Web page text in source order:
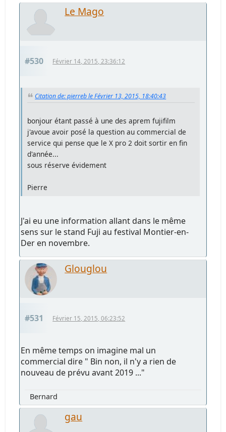
Le Mago
#530 Février 14, 2015, 23:36:12
Citation de: pierreb le Février 13, 2015, 18:40:43
bonjour étant passé à une des aprem fujifilm
j'avoue avoir posé la question au commercial de
service qui pense que le X pro 2 doit sortir en fin
d'année...
sous réserve évidement
Pierre
J'ai eu une information allant dans le même
sens sur le stand Fuji au festival Montier-en-
Der en novembre.
Glouglou
#531 Février 15, 2015, 06:23:52
En même temps on imagine mal un
commercial dire " Bin non, il n'y a rien de
nouveau de prévu avant 2019 ..."
Bernard
gau